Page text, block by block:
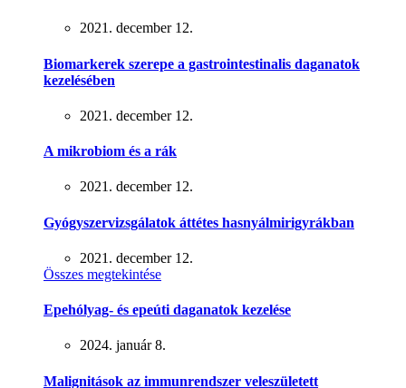
2021. december 12.
Biomarkerek szerepe a gastrointestinalis daganatok
kezelésében
2021. december 12.
A mikrobiom és a rák
2021. december 12.
Gyógyszervizsgálatok áttétes hasnyálmirigyrákban
2021. december 12.
Összes megtekintése
Epehólyag- és epeúti daganatok kezelése
2024. január 8.
Malignitások az immunrendszer veleszületett